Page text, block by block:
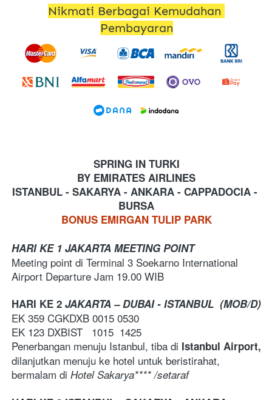
Nikmati Berbagai Kemudahan
Pembayaran
SPRING IN TURKI
BY EMIRATES AIRLINES
ISTANBUL - SAKARYA - ANKARA - CAPPADOCIA -
BURSA
BONUS EMIRGAN TULIP PARK
HARI KE 1 JAKARTA MEETING POINT
Meeting point di Terminal 3 Soekarno International
Airport Departure Jam 19.00 WIB
HARI KE 2 JAKARTA – DUBAI - ISTANBUL  (MOB/D)
EK 359 CGKDXB 0015 0530
EK 123 DXBIST   1015  1425
Penerbangan menuju Istanbul, tiba di
dilanjutkan menuju ke hotel untuk beristirahat,
bermalam di Hotel Sakarya**** /setaraf